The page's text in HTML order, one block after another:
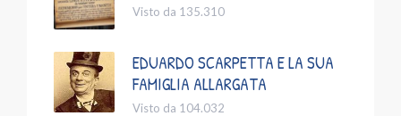
Visto da 135.310
EDUARDO SCARPETTA E LA SUA
FAMIGLIA ALLARGATA
Visto da 104.032